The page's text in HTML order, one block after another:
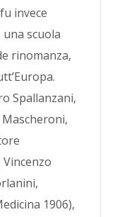
invece
scuola
rinomanza,
Spallanzani,
Vincenzo
1906),